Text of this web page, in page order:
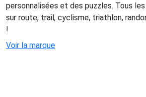
personnalisées et des puzzles. Tous
sur route, trail, cyclisme, triathlon,
!
Voir la marque